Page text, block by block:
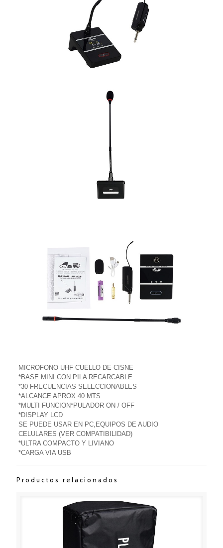
MICROFONO UHF CUELLO DE CISNE
*BASE MINI CON PILA RECARCABLE
*30 FRECUENCIAS SELECCIONABLES
*ALCANCE APROX 40 MTS
*MULTI FUNCION*PULADOR ON / OFF
*DISPLAY LCD
SE PUEDE USAR EN PC,EQUIPOS DE AUDIO
CELULARES (VER COMPATIBILIDAD)
*ULTRA COMPACTO Y LIVIANO
*CARGA VIA USB
Productos relacionados